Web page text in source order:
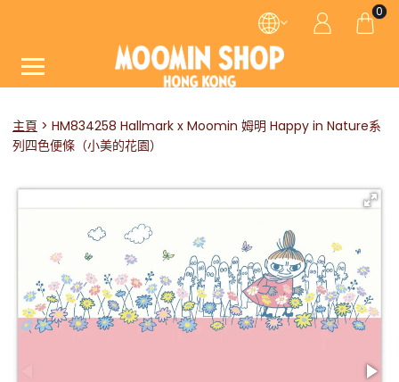
0
主頁
HM834258 Hallmark x Moomin 姆明 Happy in Nature系
列四色便條（小美的花園）